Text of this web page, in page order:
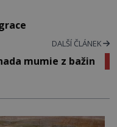
DALŠÍ ČLÁNEK
mumie z bažin